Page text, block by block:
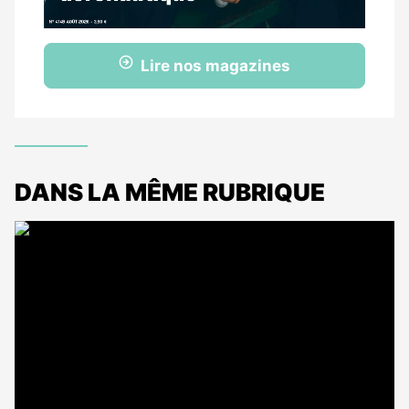
Lire nos magazines
DANS LA MÊME RUBRIQUE